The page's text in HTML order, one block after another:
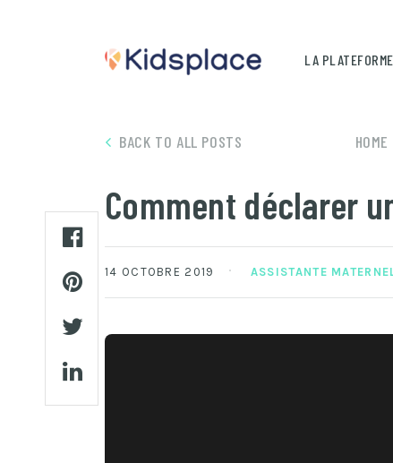
LA PLATEFORME
BACK TO ALL POSTS HOME
Comment déclarer
14 OCTOBRE 2019 ASSISTANTE